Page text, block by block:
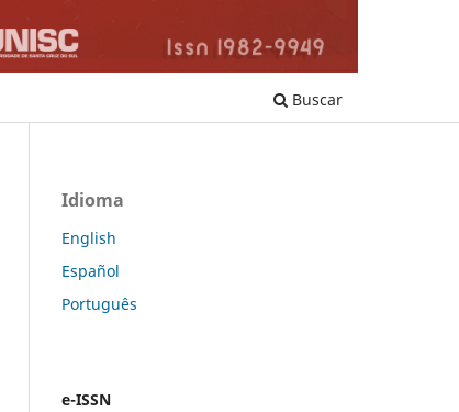
Buscar
Idioma
English
Español
Português
e-ISSN